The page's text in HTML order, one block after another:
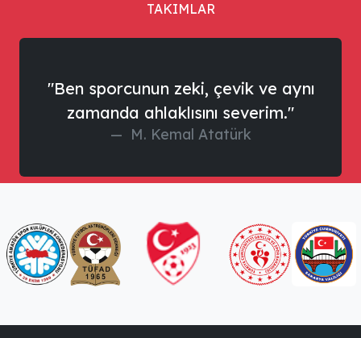
TAKIMLAR
"Ben sporcunun zeki, çevik ve aynı
zamanda ahlaklısını severim."
M. Kemal Atatürk